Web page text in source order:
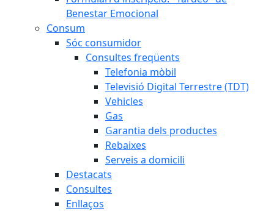
Benestar Emocional
Consum
Sóc consumidor
Consultes freqüents
Telefonia mòbil
Televisió Digital Terrestre (TDT)
Vehicles
Gas
Garantia dels productes
Rebaixes
Serveis a domicili
Destacats
Consultes
Enllaços